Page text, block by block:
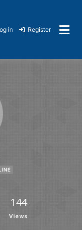
in Register
144
Views